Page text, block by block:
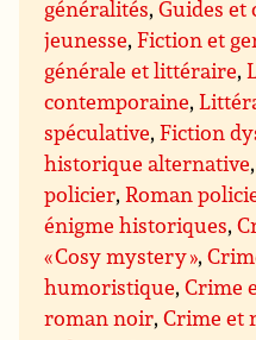
généralités,Guides
jeunesse,Fiction et
générale et littéraire,
contemporaine,
spéculative,Fiction
historique alternative
policier,Roman
énigme historiques,
« Cosy mystery »,
humoristique,Crime
roman noir,Crime et